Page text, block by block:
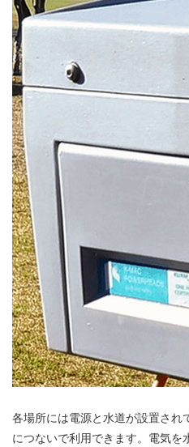
各場所には電源と水道が設置され
につないで利用できます。電気を